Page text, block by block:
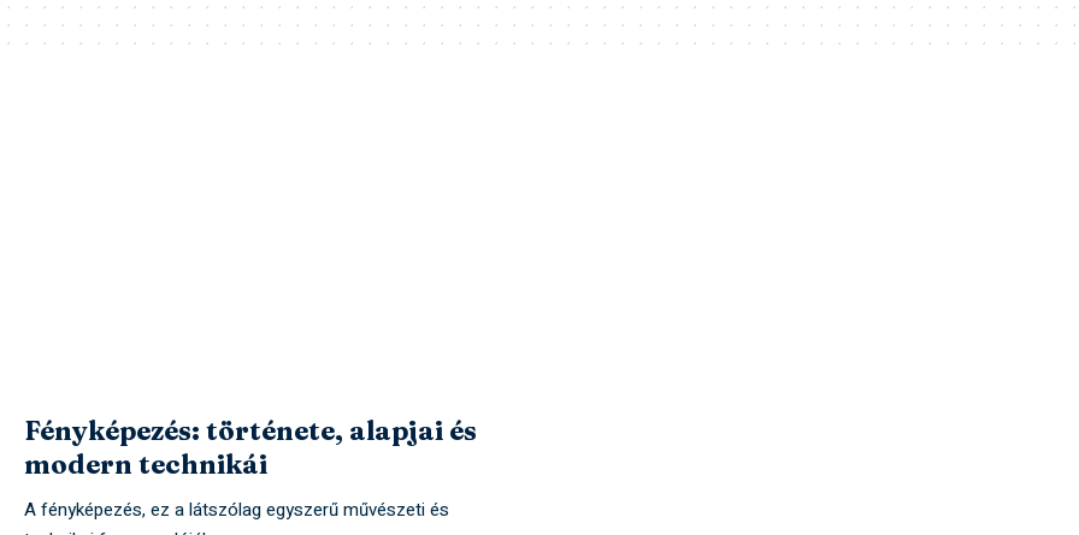
Fényképezés: története, alapjai és
modern technikái
A fényképezés, ez a látszólag egyszerű művészeti és